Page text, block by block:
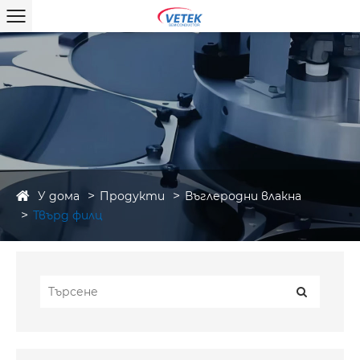
У дома Продукти
Въглеродни влакна
Твърд филц